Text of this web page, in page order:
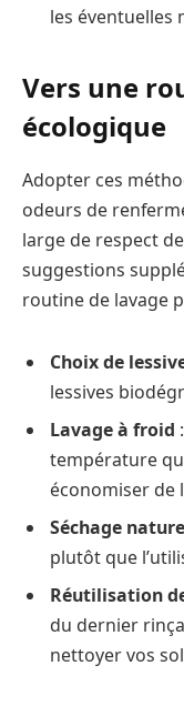
les éventuelles
Vers une
écologique
Adopter ces
odeurs de
large de respect
suggestions
routine de lavage
Choix de
lessives
Lavage à froid
température
économiser de
Séchage
plutôt que
Réutilisation
du dernier
nettoyer vos